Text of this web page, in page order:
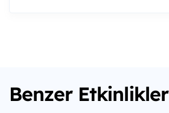
Benzer Etkinlikler